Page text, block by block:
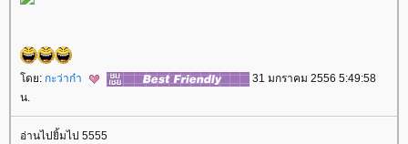
ดย: กะว่าก๋า
31 มกราคม 2556 5:49:58
น.
อ่านไปยิ้มไป 5555